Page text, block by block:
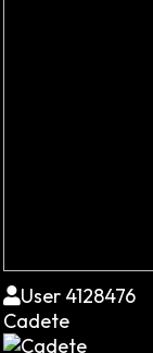
User 4128476
Cadete